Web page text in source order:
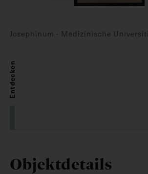
Josephinum - Medizinische
Entdecken
Objektdetails